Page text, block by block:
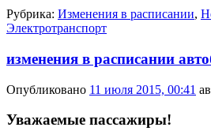
Рубрика: Изменения в расписании,
Электротранспорт
изменения в расписании
Опубликовано 11 июля 2015, 00:41
Уважаемые пассажиры!